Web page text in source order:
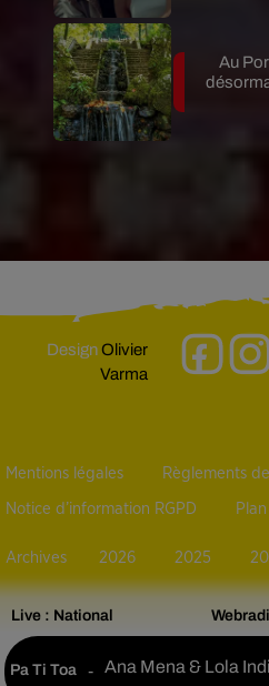
Live : National
Pa Ti Toa - Ana Mena & Lola
Au
DesignOlivier
Varma
Mentions légales Règlements
Notice d’information RGPD
Archives 2026 2025